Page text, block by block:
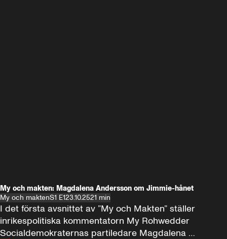
My och makten: Magdalena Andersson om Jimmie-hånet
My och maktenS1 E123.10.2521 min
I det första avsnittet av ”My och Makten” ställer
inrikespolitiska kommentatorn My Rohwedder
Socialdemokraternas partiledare Magdalena